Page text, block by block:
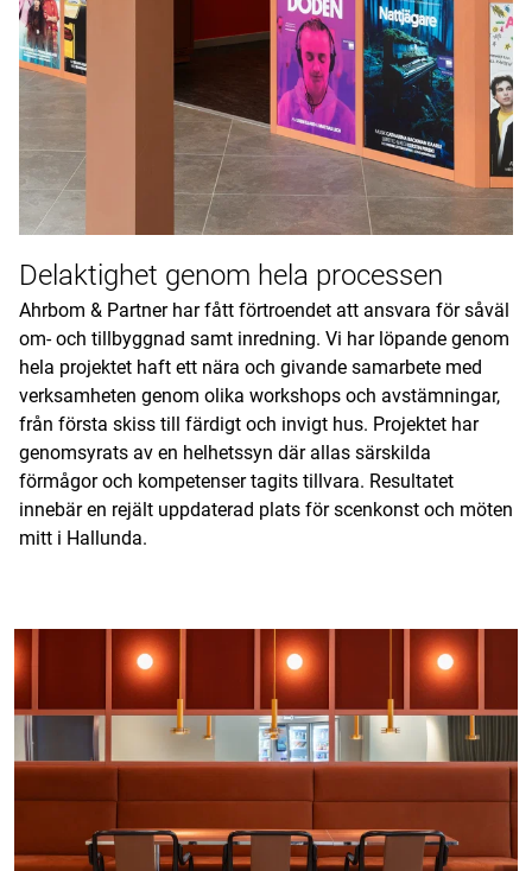
Delaktighet genom hela processen
Ahrbom & Partner har fått förtroendet att ansvara för såväl
om- och tillbyggnad samt inredning. Vi har löpande genom
hela projektet haft ett nära och givande samarbete med
verksamheten genom olika workshops och avstämningar,
från första skiss till färdigt och invigt hus. Projektet har
genomsyrats av en helhetssyn där allas särskilda
förmågor och kompetenser tagits tillvara. Resultatet
innebär en rejält uppdaterad plats för scenkonst och möten
mitt i Hallunda.